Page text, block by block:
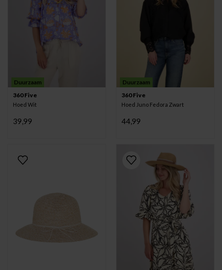
Duurzaam
360 Five
Hoed Wit
39,99
Duurzaam
360 Five
Hoed Juno Fedora Zwart
44,99